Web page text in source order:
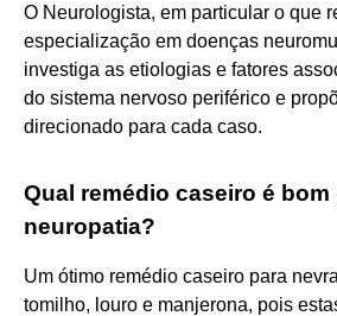
O Neurologista, em particular o que
especialização em doenças
investiga as etiologias e fatores
do sistema nervoso periférico e
direcionado para cada caso.
Qual remédio caseiro é bom
neuropatia?
Um ótimo remédio caseiro para
tomilho, louro e manjerona, pois